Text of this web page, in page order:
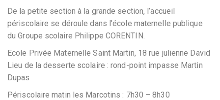
De la petite section à la grande section, l’accueil
périscolaire se déroule dans l’école maternelle publique
du Groupe scolaire Philippe CORENTIN.
Ecole Privée Maternelle Saint Martin, 18 rue julienne David
Lieu de la desserte scolaire : rond-point impasse Martin
Dupas
Périscolaire matin les Marcotins : 7h30 – 8h30